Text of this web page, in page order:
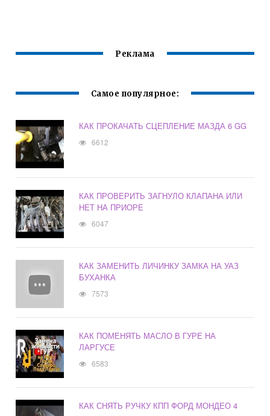
Реклама
Самое популярное:
КАК ПРОКАЧАТЬ СЦЕПЛЕНИЕ МАЗДА 6 GG
6612
КАК ПРОВЕРИТЬ ЗАГНУЛО КЛАПАНА ИЛИ
НЕТ НА ПРИОРЕ
6047
КАК ЗАМЕНИТЬ ЛИЧИНКУ ЗАМКА НА УАЗ
БУХАНКА
7573
КАК ПОМЕНЯТЬ МАСЛО В ГУРЕ НА
ЛАРГУСЕ
6583
КАК СНЯТЬ РУЧКУ КПП ФОРД МОНДЕО 4